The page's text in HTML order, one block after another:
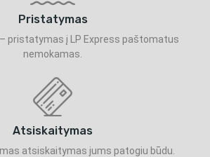
Pristatymas
pristatymas į LP Express paštomatus
nemokamas.
Atsiskaitymas
atsiskaitymas jums patogiu būdu.